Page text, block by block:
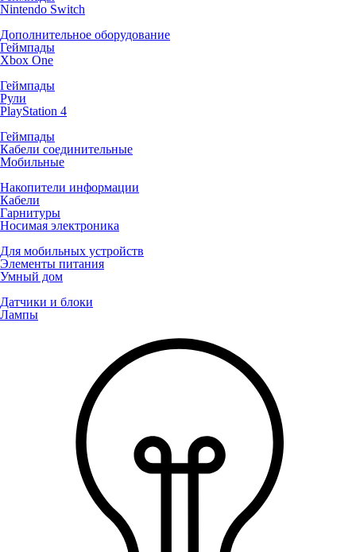
Nintendo Switch
Дополнительное оборудование
Геймпады
Xbox One
Геймпады
Рули
PlayStation 4
Геймпады
Кабели соединительные
Мобильные
Накопители информации
Кабели
Гарнитуры
Носимая электроника
Для мобильных устройств
Элементы питания
Умный дом
Датчики и блоки
Лампы